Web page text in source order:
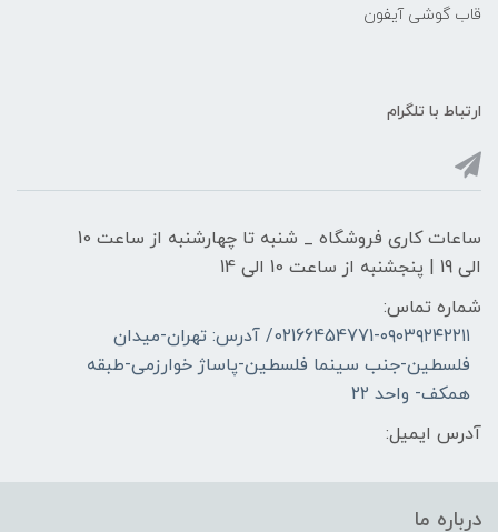
قاب گوشی آیفون
ارتباط با تلگرام
ساعات کاری فروشگاه _ شنبه تا چهارشنبه از ساعت 10
الی 19 | پنجشنبه از ساعت 10 الی 14
شماره تماس:
02166454771-۰۹۰۳۹۲۴۲۲۱۱/ آدرس: تهران-میدان
فلسطین-جنب سینما فلسطین-پاساژ خوارزمی-طبقه
همکف- واحد 22
آدرس ایمیل:
درباره ما